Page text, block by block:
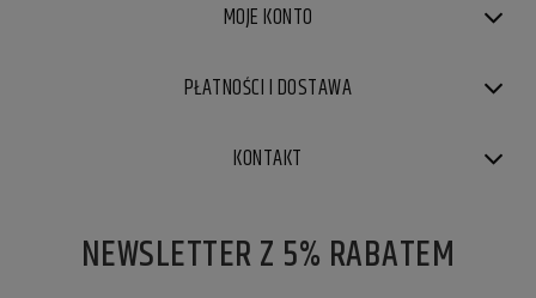
MOJE KONTO
PŁATNOŚCI I DOSTAWA
KONTAKT
NEWSLETTER Z 5% RABATEM